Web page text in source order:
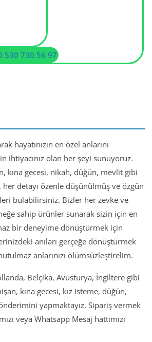
530 730 56 97
hayatınızın en özel anlarını
ihtiyacınız olan her şeyi sunuyoruz.
kına gecesi, nikah, düğün, mevlit gibi
detayı özenle düşünülmüş ve özgün
bulabilirsiniz. Bizler her zevke ve
sahip ürünler sunarak sizin için en
bir deneyime dönüştürmek için
anıları gerçeğe dönüştürmek
anlarınızı ölümsüzleştirelim.
Belçika, Avusturya, İngiltere gibi
kına gecesi, kız isteme, düğün,
yapmaktayız. Sipariş vermek
veya Whatsapp Mesaj hattımızı